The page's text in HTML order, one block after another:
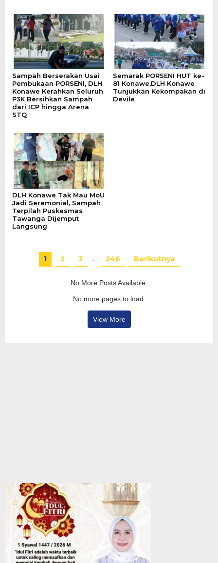
Sampah Berserakan Usai
Pembukaan PORSENI, DLH
Konawe Kerahkan Seluruh
P3K Bersihkan Sampah
dari ICP hingga Arena
STQ
Semarak PORSENI HUT ke-
81 Konawe,DLH Konawe
Tunjukkan Kekompakan di
Devile
DLH Konawe Tak Mau MoU
Jadi Seremonial, Sampah
Terpilah Puskesmas
Tawanga Dijemput
Langsung
1 2 3 … 246 Berikutnya
No More Posts Available.
No more pages to load.
View More